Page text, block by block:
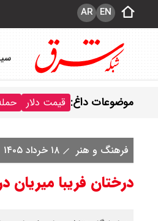
EN
AR
موضوعات داغ: قیمت دلار
فرهنگ و هنر ۱۸ خرداد ۱۴۰۵
درختان فریبا